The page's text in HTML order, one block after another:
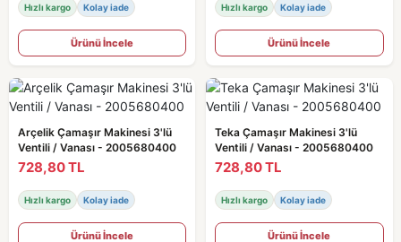
Hızlı kargo Kolay iade
Ürünü İncele
Hızlı kargo Kolay iade
Ürünü İncele
Arçelik Çamaşır Makinesi 3'lü
Ventili / Vanası - 2005680400
728,80 TL
Hızlı kargo Kolay iade
Ürünü İncele
Teka Çamaşır Makinesi 3'lü
Ventili / Vanası - 2005680400
728,80 TL
Hızlı kargo Kolay iade
Ürünü İncele